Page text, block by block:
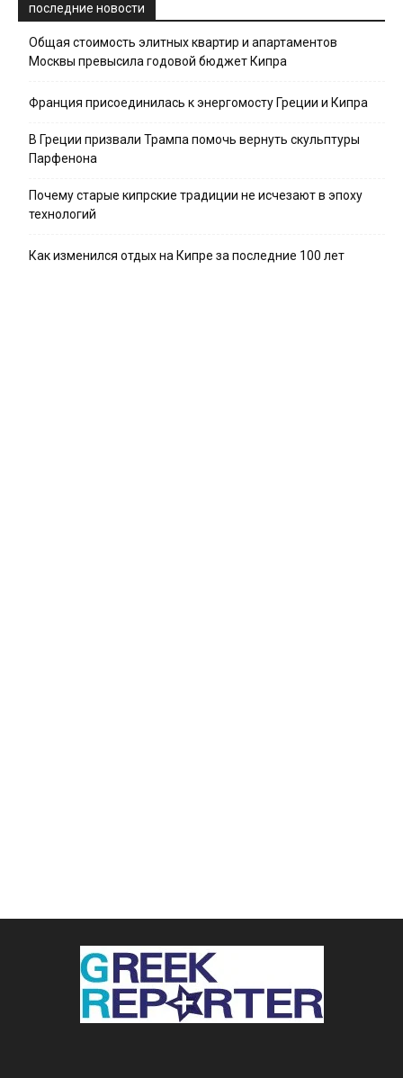
последние новости
Общая стоимость элитных квартир и апартаментов
Москвы превысила годовой бюджет Кипра
Франция присоединилась к энергомосту Греции и Кипра
В Греции призвали Трампа помочь вернуть скульптуры
Парфенона
Почему старые кипрские традиции не исчезают в эпоху
технологий
Как изменился отдых на Кипре за последние 100 лет